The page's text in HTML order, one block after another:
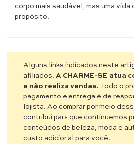
corpo mais saudável, mas uma vida
propósito.
Alguns links indicados neste
afiliados.A CHARME-SE atua
e não realiza vendas. Todo o
pagamento e entrega é de
lojista. Ao comprar por meio
contribui para que continuemos
conteúdos de beleza, moda e
custo adicional para você.